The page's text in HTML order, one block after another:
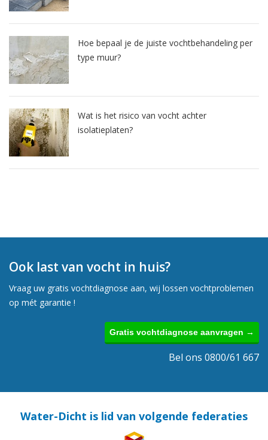
Hoe bepaal je de juiste vochtbehandeling per
type muur?
Wat is het risico van vocht achter
isolatieplaten?
Ook last van vocht in huis?
Vraag uw gratis vochtdiagnose aan, wij lossen vochtproblemen
op mét garantie !
Gratis vochtdiagnose aanvragen →
Bel ons 0800/61 667
Water-Dicht is lid van volgende federaties